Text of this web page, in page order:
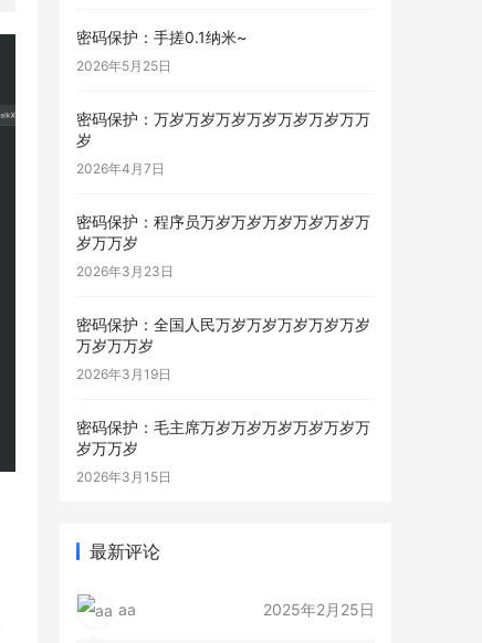
密码保护：手搓0.1纳米~
2026年5月25日
密码保护：万岁万岁万岁万岁万岁万岁万万
岁
2026年4月7日
密码保护：程序员万岁万岁万岁万岁万岁万
岁万万岁
2026年3月23日
密码保护：全国人民万岁万岁万岁万岁万岁
万岁万万岁
2026年3月19日
密码保护：毛主席万岁万岁万岁万岁万岁万
岁万万岁
2026年3月15日
最新评论
aa 2025年2月25日